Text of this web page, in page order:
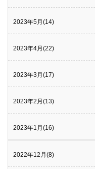
2023年5月(14)
2023年4月(22)
2023年3月(17)
2023年2月(13)
2023年1月(16)
2022年12月(8)